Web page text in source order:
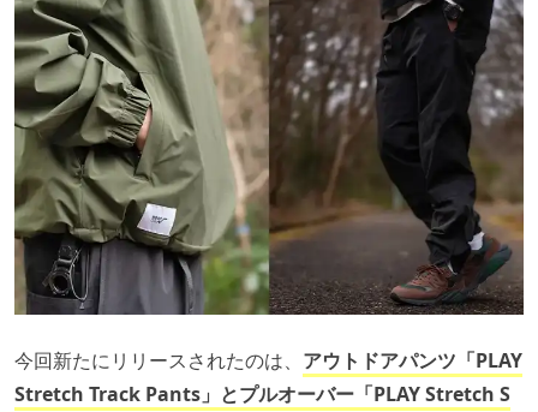
今回新たにリリースされたのは、 アウトドアパンツ「PLAY
Stretch Track Pants」とプルオーバー「PLAY Stretch S